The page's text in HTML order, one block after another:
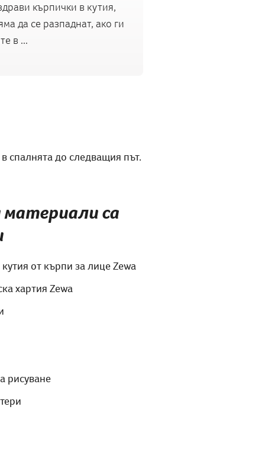
кърпички в кутия,
да се разпаднат, ако ги
в ...
спалнята до следващия път.
материали са
от кърпи за лице Zewa
хартия Zewa
рисуване